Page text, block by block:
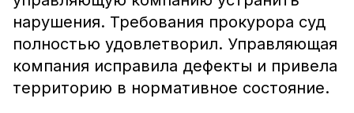
нарушения. Требования прокурора суд
полностью удовлетворил. Управляющая
компания исправила дефекты и привела
территорию в нормативное состояние.